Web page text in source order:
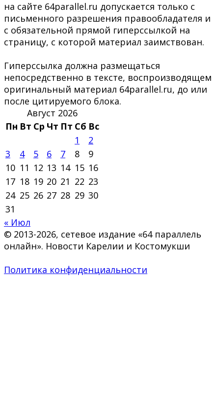
на сайте 64parallel.ru допускается только с
письменного разрешения правообладателя и
с обязательной прямой гиперссылкой на
страницу, с которой материал заимствован.
Гиперссылка должна размещаться
непосредственно в тексте, воспроизводящем
оригинальный материал 64parallel.ru, до или
после цитируемого блока.
Август 2026
Пн Вт Ср Чт Пт Сб Вс
1
2
3
4 5 6 7 8
9
10 11 12 13 14 15 16
17 18 19 20 21 22 23
24 25 26 27 28 29 30
31
« Июл
© 2013-2026, сетевое издание «64 параллель
онлайн». Новости Карелии и Костомукши
Политика конфиденциальности